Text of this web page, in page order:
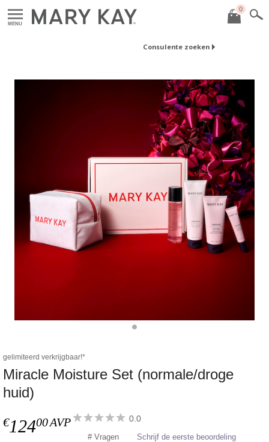
MENU
0
Consulente zoeken
gelimiteerd verkrijgbaar!*
Miracle Moisture Set (normale/droge
huid)
€12400AVP 0.0
# Vragen Schrijf de eerste beoordeling